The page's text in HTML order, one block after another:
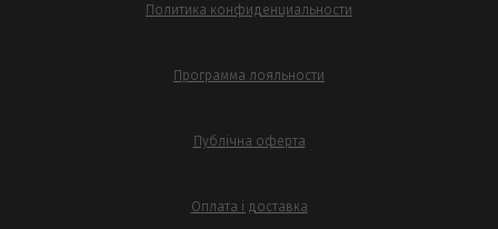
Политика конфиденциальности
Программа лояльности
Публічна оферта
Оплата і доставка